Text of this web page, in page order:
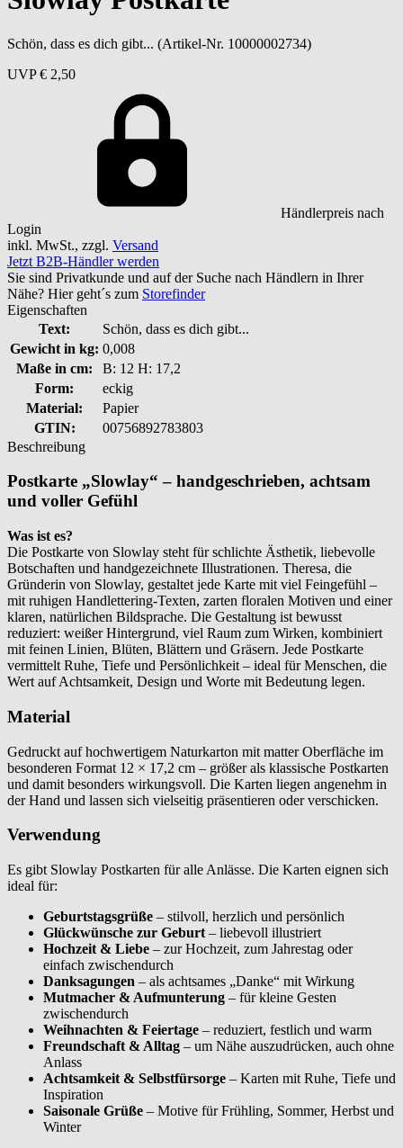
Schön, dass es dich gibt... (Artikel-Nr. 10000002734)
UVP € 2,50
Händlerpreis nach
Login
inkl. MwSt., zzgl. Versand
Jetzt B2B-Händler werden
Sie sind Privatkunde und auf der Suche nach Händlern in Ihrer
Nähe? Hier geht´s zum Storefinder
Eigenschaften
Text:
Schön, dass es dich gibt...
Gewicht in kg: 0,008
Maße in cm:
B: 12 H: 17,2
Form:
eckig
Material:
Papier
GTIN:
00756892783803
Beschreibung
Postkarte „Slowlay“ – handgeschrieben, achtsam
und voller Gefühl
Was ist es?
Die Postkarte von Slowlay steht für schlichte Ästhetik, liebevolle
Botschaften und handgezeichnete Illustrationen. Theresa, die
Gründerin von Slowlay, gestaltet jede Karte mit viel Feingefühl –
mit ruhigen Handlettering-Texten, zarten floralen Motiven und einer
klaren, natürlichen Bildsprache. Die Gestaltung ist bewusst
reduziert: weißer Hintergrund, viel Raum zum Wirken, kombiniert
mit feinen Linien, Blüten, Blättern und Gräsern. Jede Postkarte
vermittelt Ruhe, Tiefe und Persönlichkeit – ideal für Menschen, die
Wert auf Achtsamkeit, Design und Worte mit Bedeutung legen.
Material
Gedruckt auf hochwertigem Naturkarton mit matter Oberfläche im
besonderen Format 12 × 17,2 cm – größer als klassische Postkarten
und damit besonders wirkungsvoll. Die Karten liegen angenehm in
der Hand und lassen sich vielseitig präsentieren oder verschicken.
Verwendung
Es gibt Slowlay Postkarten für alle Anlässe. Die Karten eignen sich
ideal für:
Geburtstagsgrüße – stilvoll, herzlich und persönlich
Glückwünsche zur Geburt – liebevoll illustriert
Hochzeit & Liebe – zur Hochzeit, zum Jahrestag oder
einfach zwischendurch
Danksagungen – als achtsames „Danke“ mit Wirkung
Mutmacher & Aufmunterung – für kleine Gesten
zwischendurch
Weihnachten & Feiertage – reduziert, festlich und warm
Freundschaft & Alltag – um Nähe auszudrücken, auch ohne
Anlass
Achtsamkeit & Selbstfürsorge – Karten mit Ruhe, Tiefe und
Inspiration
Saisonale Grüße – Motive für Frühling, Sommer, Herbst und
Winter